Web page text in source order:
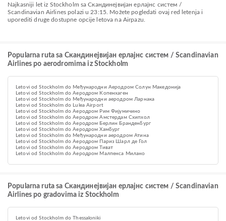
Najkasniji let iz Stockholm sa Скандинејвијан ерлајнс систем /
Scandinavian Airlines polazi u 23:15. Možete pogledati ovaj red letenja i
uporediti druge dostupne opcije letova na Airpazu.
Popularna ruta sa Скандинејвијан ерлајнс систем / Scandinavian
Airlines po aerodromima iz Stockholm
Letovi od Stockholm do Међународни Аеродром Солун Македонија
Letovi od Stockholm do Аеродром Копенхаген
Letovi od Stockholm do Међународни аеродром Ларнака
Letovi od Stockholm do Lulea Airport
Letovi od Stockholm do Аеродром Рим Фијумичино
Letovi od Stockholm do Aеродром Амстердам Схипхол
Letovi od Stockholm do Аеродром Берлин Бранденбург
Letovi od Stockholm do Аеродром Хамбург
Letovi od Stockholm do Међународни аеродром Атина
Letovi od Stockholm do Aеродром Париз Шарл де Гол
Letovi od Stockholm do Аеродром Тиват
Letovi od Stockholm do Аеродром Малпенса Милано
Popularna ruta sa Скандинејвијан ерлајнс систем / Scandinavian
Airlines po gradovima iz Stockholm
Letovi od Stockholm do Thessaloniki